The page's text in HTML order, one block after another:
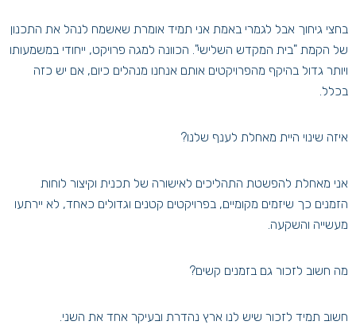
בחצי גיחוך אבל לגמרי באמת אני תמיד אומרת שאשמח לנהל את התכנון
של הקמת "בית המקדש השלישי". הכוונה למגה פרויקט, ייחודי במשמעותו
ויותר גדול בהיקף מהפרויקטים אותם אנחנו מנהלים כיום, אם יש כזה
בכלל.
איזה שינוי היית מאחלת לענף שלנו?
אני מאחלת להפשטת התהליכים לאישורה של תכנית וקיצור לוחות
הזמנים כך שיזמים מקומיים, בפרויקטים קטנים וגדולים כאחד, לא יירתעו
מעשייה והשקעה.
מה חשוב לזכור גם בזמנים קשים?
חשוב תמיד לזכור שיש לנו ארץ נהדרת ובעיקר אחד את השני.